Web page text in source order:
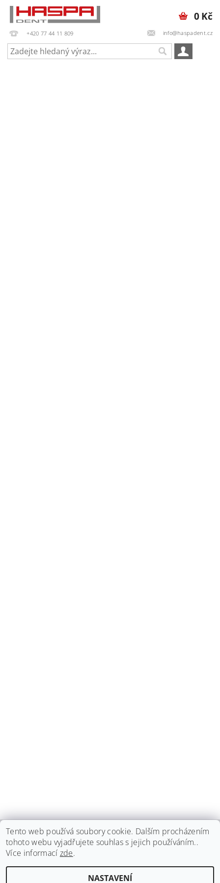
+420 77 44 11 809 info@haspadent.cz
0 Kč
haspadent.cz
HASPA dent, spol. s r.o., všechna práva vyhrazena
Tento web používá soubory cookie. Dalším procházením
tohoto webu vyjadřujete souhlas s jejich používáním..
Více informací zde.
NASTAVENÍ